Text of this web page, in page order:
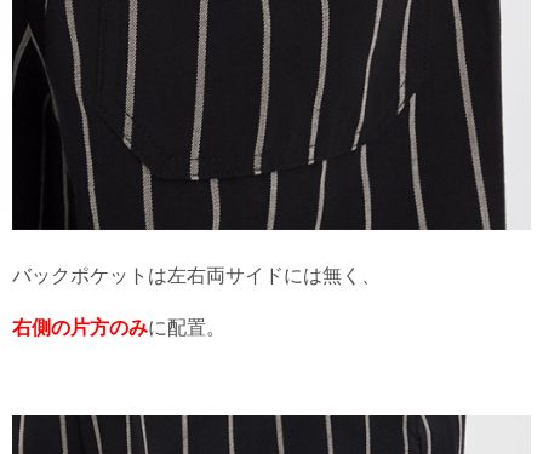
バックポケットは左右両サイドには無く、
右側の片方のみに配置。